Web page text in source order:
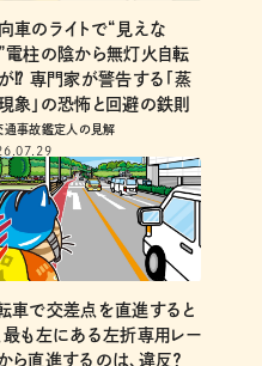
車のライトで“見えな
電柱の陰から無灯火自転
⁉ 専門家が警告する「蒸
現象」の恐怖と回避の鉄則
通事故鑑定人の見解
車で交差点を直進すると
最も左にある左折専用レー